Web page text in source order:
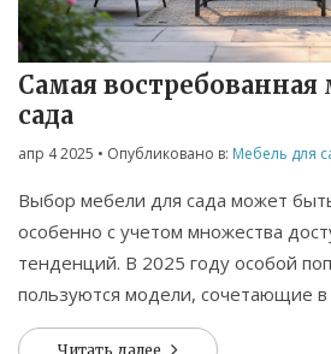
Самая востребованная
сада
апр 4 2025 • Опубликовано в: Мебель для
Выбор мебели для сада может
особенно с учетом множества
тенденций. В 2025 году особой
пользуются модели, сочетающие в
и устойчивость к погодным
Читать далее